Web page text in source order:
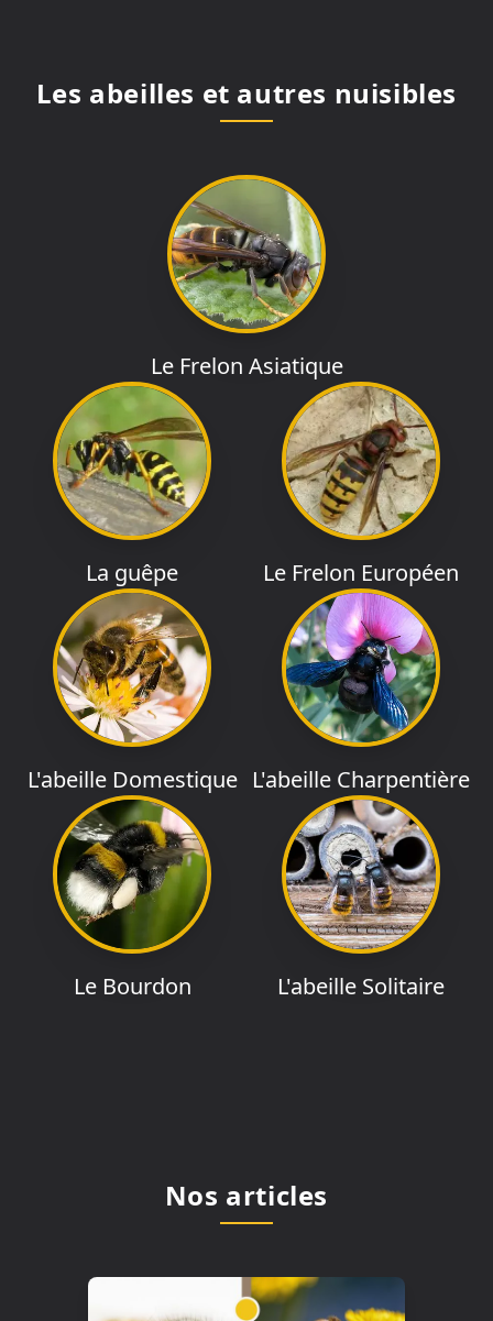
Les abeilles et autres nuisibles
Le Bourdon L'abeille Solitaire
L'abeille Domestique L'abeille Charpentière
La guêpe Le Frelon Européen
Le Frelon Asiatique
Nos articles